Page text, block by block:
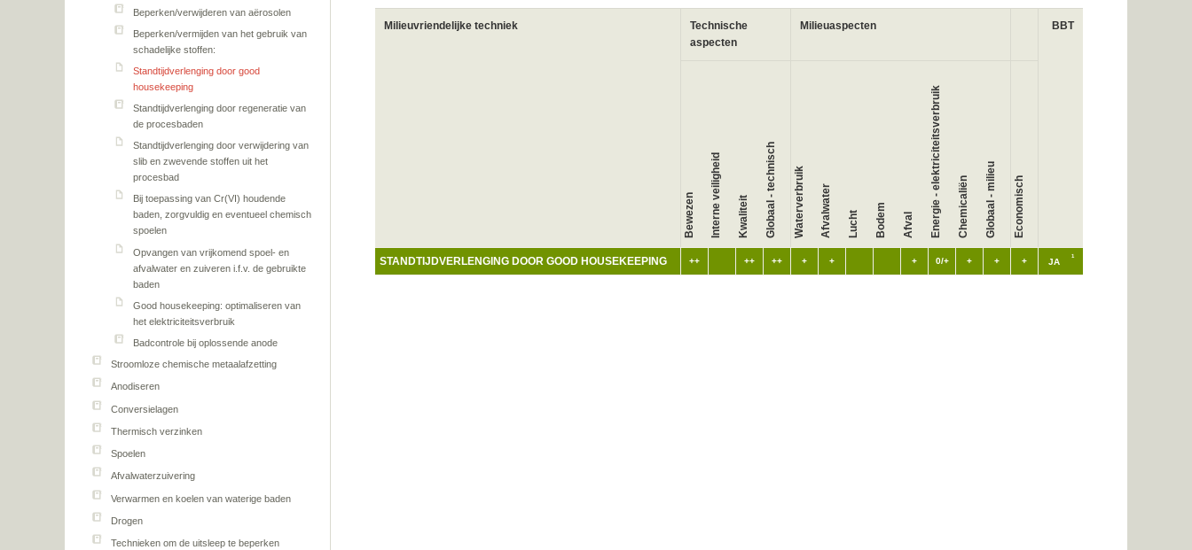
Beperken/verwijderen van aërosolen
Beperken/vermijden van het gebruik van
schadelijke stoffen:
Standtijdverlenging door good
housekeeping
Standtijdverlenging door regeneratie van
de procesbaden
Standtijdverlenging door verwijdering van
slib en zwevende stoffen uit het
procesbad
Bij toepassing van Cr(VI) houdende
baden, zorgvuldig en eventueel chemisch
spoelen
Opvangen van vrijkomend spoel- en
afvalwater en zuiveren i.f.v. de gebruikte
baden
Good housekeeping: optimaliseren van
het elektriciteitsverbruik
Badcontrole bij oplossende anode
Stroomloze chemische metaalafzetting
Anodiseren
Conversielagen
Thermisch verzinken
Spoelen
Afvalwaterzuivering
Verwarmen en koelen van waterige baden
Drogen
Technieken om de uitsleep te beperken
Milieuvriendelijke techniek
Technische
aspecten
Milieuaspecten BBT
Bewezen Interne veiligheid Kwaliteit Globaal - technisch Waterverbruik Afvalwater Lucht Bodem Afval Energie - elektriciteitsverbruik Chemicaliën Globaal - milieu Economisch
STANDTIJDVERLENGING DOOR GOOD HOUSEKEEPING ++ ++ ++ + + + 0/+ + + + JA
1